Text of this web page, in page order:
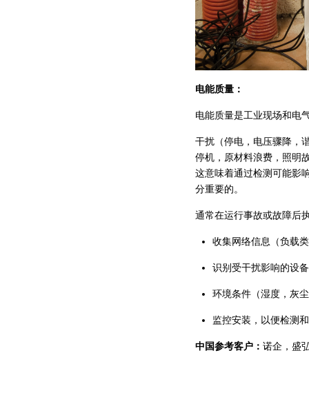
电能质量：
电能质量是工业现场和电
干扰（停电，电压骤降，
停机，原材料浪费，照明
这意味着通过检测可能影
分重要的。
通常在运行事故或故障后
收集网络信息（负载
识别受干扰影响的设备
环境条件（湿度，灰
监控安装，以便检测
中国参考客户： 诺企，盛